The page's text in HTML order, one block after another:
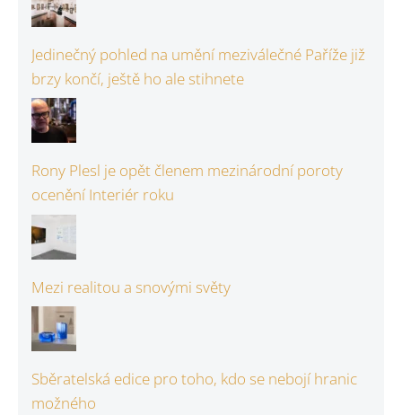
Jedinečný pohled na umění meziválečné Paříže již
brzy končí, ještě ho ale stihnete
Rony Plesl je opět členem mezinárodní poroty
ocenění Interiér roku
Mezi realitou a snovými světy
Sběratelská edice pro toho, kdo se nebojí hranic
možného